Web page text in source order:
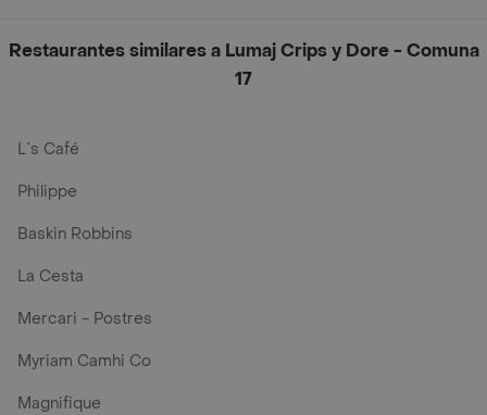
Restaurantes similares a Lumaj Crips y Dore - Comuna
17
L´s Café
Philippe
Baskin Robbins
La Cesta
Mercari - Postres
Myriam Camhi Co
Magnifique